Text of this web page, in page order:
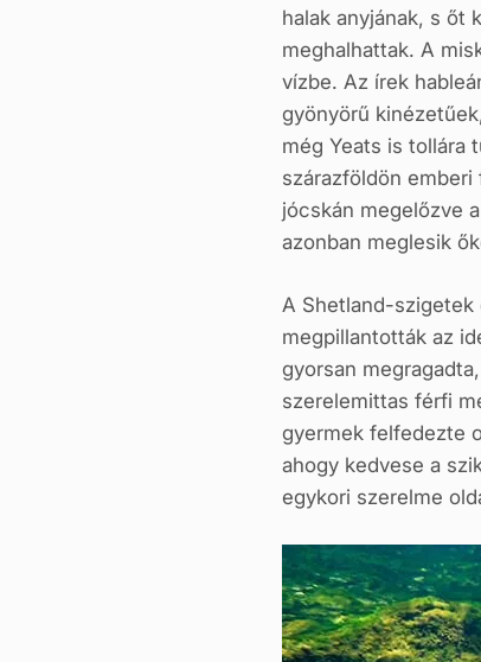
halak anyjának, s őt
meghalhattak. A
vízbe. Az írek
gyönyörű
még Yeats is tollára
szárazföldön
jócskán megelőzve
azonban meglesik
A Shetland-szigetek
megpillantották az
gyorsan
szerelemittas férfi
gyermek felfedezte
ahogy kedvese a
egykori szerelme